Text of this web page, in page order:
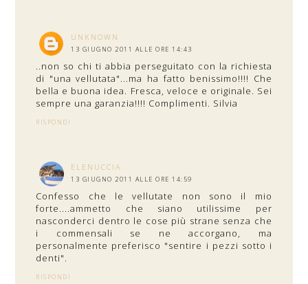
UNKNOWN
13 GIUGNO 2011 ALLE ORE 14:43
..non so chi ti abbia perseguitato con la richiesta
di "una vellutata"...ma ha fatto benissimo!!!! Che
bella e buona idea. Fresca, veloce e originale. Sei
sempre una garanzia!!!! Complimenti. Silvia
RISPONDI
ELENUCCIA
13 GIUGNO 2011 ALLE ORE 14:59
Confesso che le vellutate non sono il mio
forte....ammetto che siano utilissime per
nasconderci dentro le cose più strane senza che
i commensali se ne accorgano, ma
personalmente preferisco "sentire i pezzi sotto i
denti".
RISPONDI